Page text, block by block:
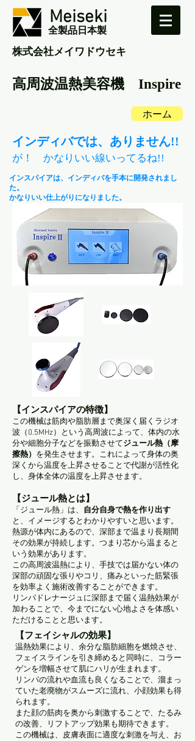
Meiseki
全製品日本製
​株式会社メイワドウセキ
高周波温熱美容機 Inspire
ホーム
​インディバでは、ありません!!
が！ かなりいい線いってるね!!
インスパイアは、インディバを手本に開発されまし
た。
かなりいい仕上がりになりました。
【インスパイアの特徴】
この機械は筋肉や脂肪層まで奥深く届くラジオ
波（0.5MHz）という高周波によって、体内の水
分や細胞分子などを振動させてジュール熱（摩
擦熱） を発生させます。これによって身体の奥
深くから温度を上昇させることで代謝が活性化
し、身体全体の温度を上昇させます。
​【ジュール熱とは】
「ジュール熱」は、
自分自身で熱を作り出す
と、イメージするとわかりやすいと思います。
熱源が体内にあるので、深部まで温まり長期間
その効果が持続します。つまり芯から温まると
いう効果があります。
この高周波温熱により、手技では届かない体の
深部の頑固な張りやコリ、痛みといった筋緊張
を効率よく施術改善することができます。
リンパドレナージュに深部まで届く温熱効果が
加わることで、今までにない心地よさを体感い
ただけることと思います。
【フェイシャルの効果】
温熱効果により、余分な脂肪細胞を燃焼させ、
フェイスラインを引き締めると同時に、コラー
ゲンを増幅させて肌にハリが生まれます。
​リンパの流れや血流も良くなることで、溜まっ
ていた老廃物がスムーズに流れ、小顔効果も得
られます。
また顔の筋肉を奥から刺激することで、たるみ
の改善、リフトアップ効果も期待できます。
この機械は、皮膚表面に適度な刺激を与え、お